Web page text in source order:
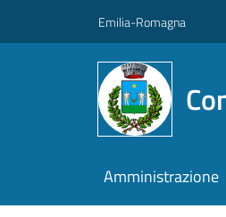
Emilia-Romagna
Amministrazione